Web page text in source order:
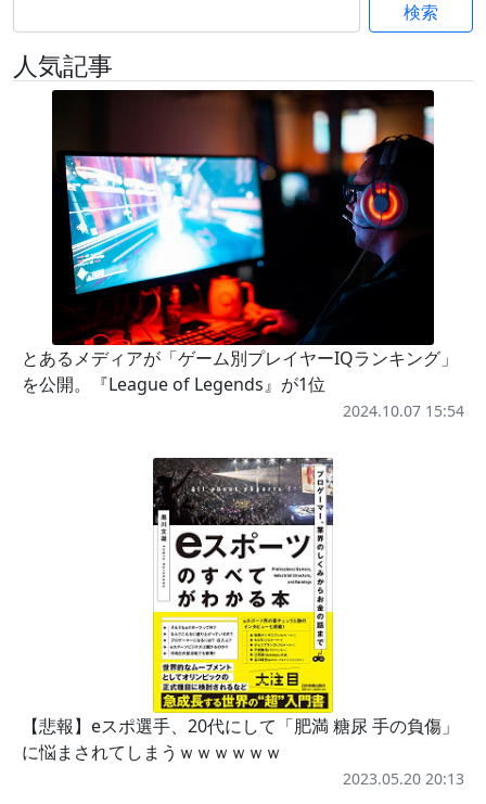
検索
人気記事
とあるメディアが「ゲーム別プレイヤーIQランキング」
を公開。『League of Legends』が1位
2024.10.07 15:54
【悲報】eスポ選手、20代にして「肥満 糖尿 手の負傷」
に悩まされてしまうｗｗｗｗｗｗ
2023.05.20 20:13